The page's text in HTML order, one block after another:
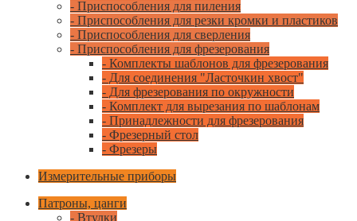
- Приспособления для пиления
- Приспособления для резки кромки и пластиков
- Приспособления для сверления
- Приспособления для фрезерования
- Комплекты шаблонов для фрезерования
- Для соединения "Ласточкин хвост"
- Для фрезерования по окружности
- Комплект для вырезания по шаблонам
- Принадлежности для фрезерования
- Фрезерный стол
- Фрезеры
Измерительные приборы
Патроны, цанги
- Втулки